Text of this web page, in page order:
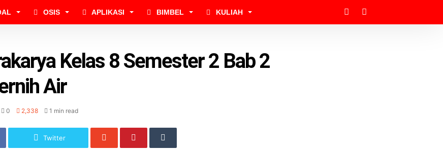
OSIS APLIKASI BIMBEL KULIAH
Kelas 8 Semester 2 Bab 2
Air
0 2,338 1 min read
Twitter